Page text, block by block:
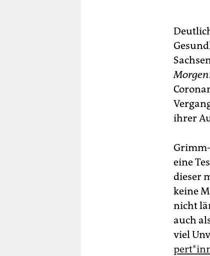
ihrer
eine
dieser
keine
nicht
auch
viel